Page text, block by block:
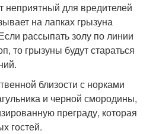
для вредителей
на лапках грызуна
рассыпать золу по линии
то грызуны будут стараться
близости с норками
и черной смородины,
преграду, которая
гостей.